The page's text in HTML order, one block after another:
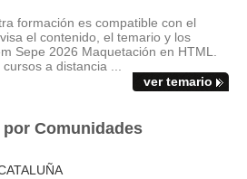
formación es compatible con el
el contenido, el temario y los
Sepe 2026 Maquetación en HTML.
a distancia ...
ver temario
por Comunidades